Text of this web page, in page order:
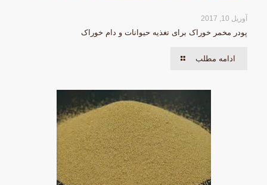
آوریل 10, 2017
پودر مخمر خوراک برای تغذیه حیوانات و دام خوراک
ادامه مطلب